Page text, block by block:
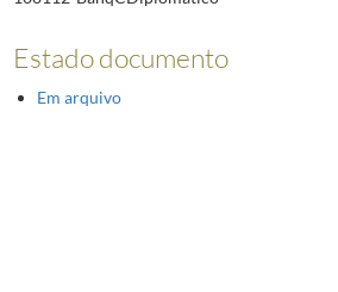
Estado documento
Em arquivo